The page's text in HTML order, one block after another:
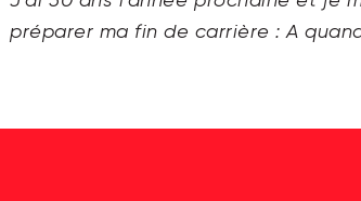
préparer ma fin de carrière : A